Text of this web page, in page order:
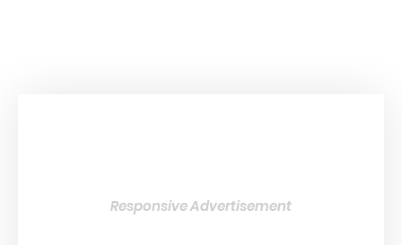
Responsive Advertisement